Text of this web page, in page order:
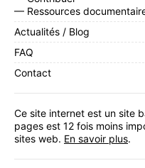
— Ressources
Actualités / Blog
FAQ
Contact
Ce site internet est un site
pages est 12 fois moins
sites web. En savoir plus.